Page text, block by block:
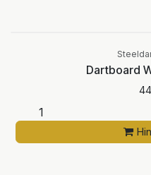
Dartboard